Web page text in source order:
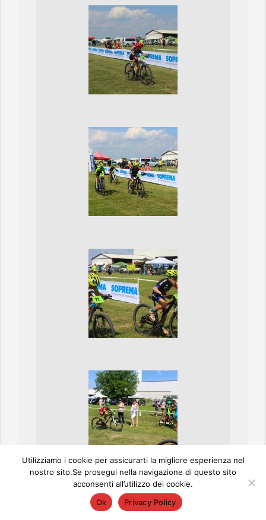
Utilizziamo i cookie per assicurarti la migliore esperienza nel
nostro sito.Se prosegui nella navigazione di questo sito
acconsenti all’utilizzo dei cookie.
Ok
Privacy Policy